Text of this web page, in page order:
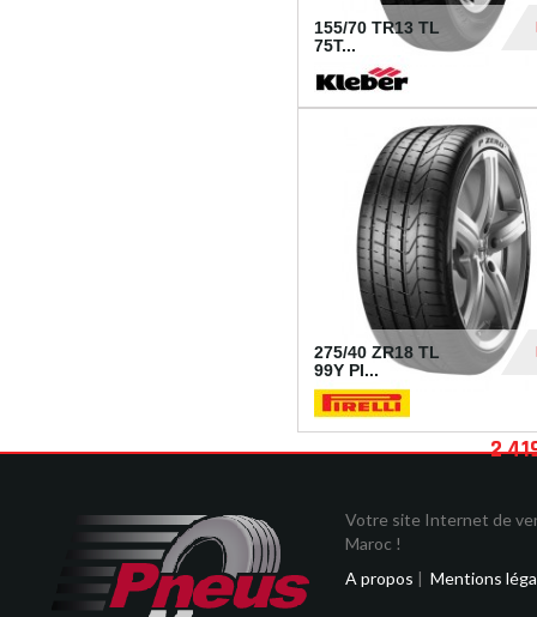
155/70 TR13 TL
75T...
275/40 ZR18 TL
99Y PI...
2
Votre site Internet de
Maroc !
A propos | Mentions